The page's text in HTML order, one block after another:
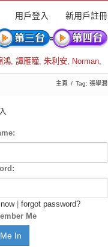
用戶登入 新用戶註冊
鴻, 譚雁瞳, 朱利安, Norman,
主頁 Tag: 張學潤
| forgot password?
Me